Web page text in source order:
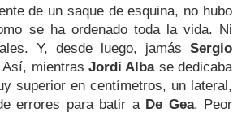
de un saque de esquina, no hubo
se ha ordenado toda la vida. Ni
Y, desde luego, jamás Sergio
Así, mientras Jordi Alba se dedicaba
superior en centímetros, un lateral,
errores para batir a De Gea. Peor